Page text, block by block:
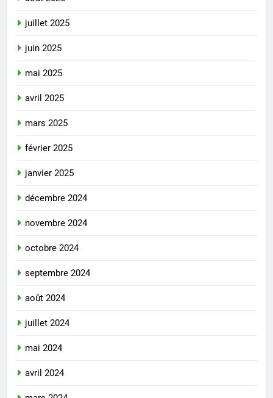
juillet 2025
juin 2025
mai 2025
avril 2025
mars 2025
février 2025
janvier 2025
décembre 2024
novembre 2024
octobre 2024
septembre 2024
août 2024
juillet 2024
mai 2024
avril 2024